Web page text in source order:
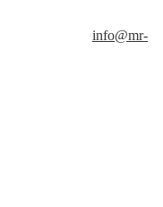
info@mr-